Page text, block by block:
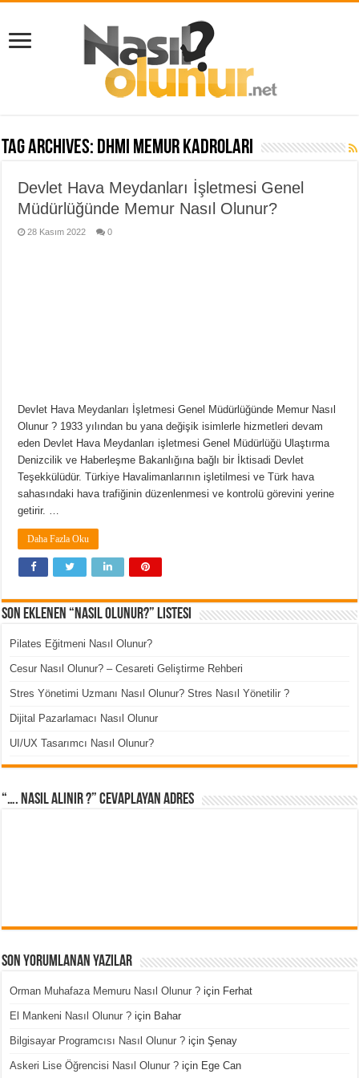
Tag Archives: dhmi memur kadroları
Devlet Hava Meydanları İşletmesi Genel
Müdürlüğünde Memur Nasıl Olunur?
28 Kasım 2022 0
Devlet Hava Meydanları İşletmesi Genel Müdürlüğünde Memur Nasıl
Olunur ? 1933 yılından bu yana değişik isimlerle hizmetleri devam
eden Devlet Hava Meydanları işletmesi Genel Müdürlüğü Ulaştırma
Denizcilik ve Haberleşme Bakanlığına bağlı bir İktisadi Devlet
Teşekkülüdür. Türkiye Havalimanlarının işletilmesi ve Türk hava
sahasındaki hava trafiğinin düzenlenmesi ve kontrolü görevini yerine
getirir. …
Daha Fazla Oku
Son Eklenen “Nasıl Olunur?” Listesi
Pilates Eğitmeni Nasıl Olunur?
Cesur Nasıl Olunur? – Cesareti Geliştirme Rehberi
Stres Yönetimi Uzmanı Nasıl Olunur? Stres Nasıl Yönetilir ?
Dijital Pazarlamacı Nasıl Olunur
UI/UX Tasarımcı Nasıl Olunur?
“…. Nasıl Alınır ?” cevaplayan adres
Son Yorumlanan Yazılar
Orman Muhafaza Memuru Nasıl Olunur ? için Ferhat
El Mankeni Nasıl Olunur ? için Bahar
Bilgisayar Programcısı Nasıl Olunur ? içinŞenay
Askeri Lise Öğrencisi Nasıl Olunur ? için Ege Can